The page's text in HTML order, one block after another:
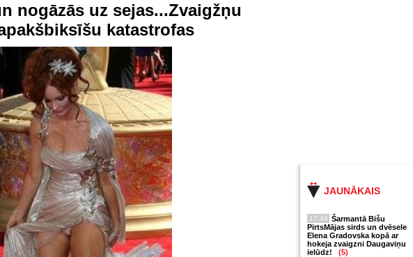
JAUNĀKAIS
17:44 Šarmantā Bišu
PirtsMājas sirds un dvēsele
Elena Gradovska kopā ar
hokeja zvaigzni Daugaviņu
ielūdz!
(5)
nogāzās uz sejas...Zvaigžņu
katastrofas